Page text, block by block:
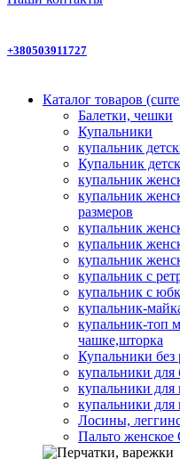
+380503911727
Каталог товаров
Балетки, чешки
Купальники
купальник
Купальник
купальник
купальник
размеров
купальник
купальник
купальник
купальник с
купальник с
купальник-
купальник-топ
чашке,шторка
Купальники без
купальники для
купальники для
купальники для
Лосины,
Пальто женское